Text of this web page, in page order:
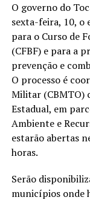
O governo do
sexta-feira, 10, o
para o Curso de
(CFBF) e para a
prevenção e
O processo é
Militar (CBMTO)
Estadual, em
Ambiente e
estarão abertas
horas.
Serão
municípios onde